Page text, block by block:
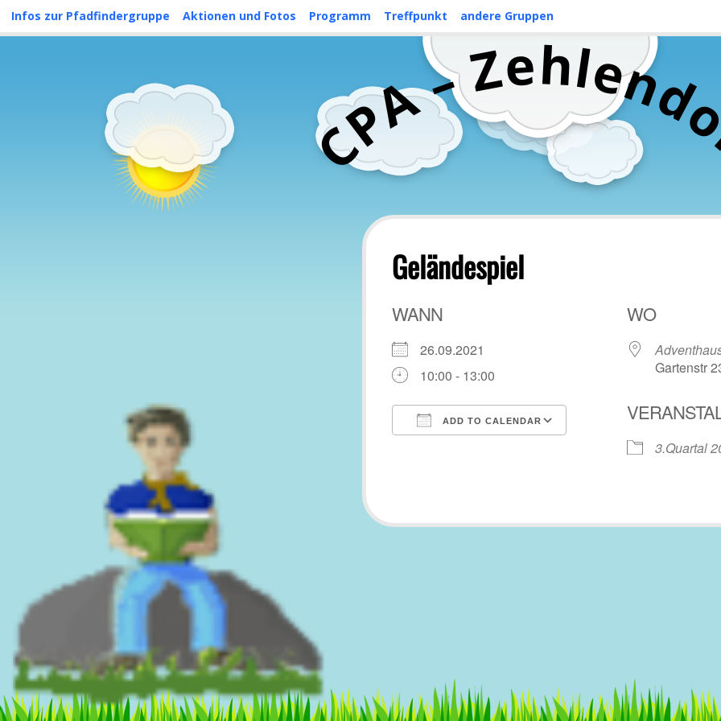
content
Infos zur Pfadfindergruppe Aktionen und Fotos Programm Treffpunkt andere Gruppen
C
P
A–Zehlend
Geländespiel
WANN
26.09.2021
10:00 - 13:00
ADD TO CALENDAR
Google Calendar
WO
Gartenstr
3.Quartal